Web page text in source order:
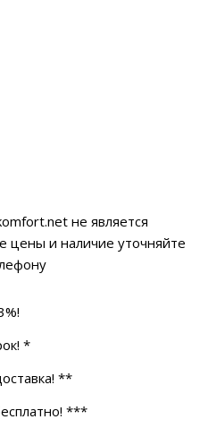
не является
цены и наличие уточняйте
*
**
***